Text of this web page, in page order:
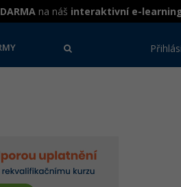
na náš interaktivní e-